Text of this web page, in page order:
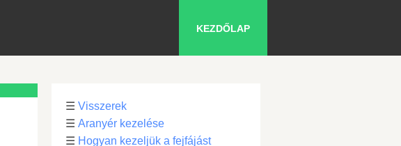
KEZDŐLAP
☰ Visszerek
☰ Aranyér kezelése
☰ Hogyan kezeljük a fejfájást